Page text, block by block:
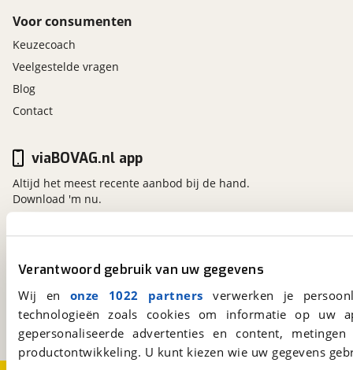
Verantwoord gebruik van uw gegevens
Wij en onze 1022 partners verwerken je
technologieën zoals cookies om informatie op
gepersonaliseerde advertenties en content,
productontwikkeling. U kunt kiezen wie uw gegevens
Voor consumenten
Keuzecoach
Veelgestelde vragen
Blog
Contact
viaBOVAG.nl
Kosterijland
3981 AJ
Bunnik
Een initiatief van
BOVAG
viaBOVAG.nl app
Altijd het meest recente aanbod bij de hand.
Download 'm nu.